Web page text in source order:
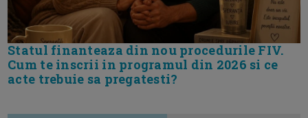
Statul finanteaza din nou procedurile FIV.
Cum te inscrii in programul din 2026 si ce
acte trebuie sa pregatesti?